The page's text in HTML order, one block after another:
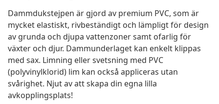
Dammdukstejpen är gjord av premium PVC, som är
mycket elastiskt, rivbeständigt och lämpligt för design
av grunda och djupa vattenzoner samt ofarlig för
växter och djur. Dammunderlaget kan enkelt klippas
med sax. Limning eller svetsning med PVC
(polyvinylklorid) lim kan också appliceras utan
svårighet. Njut av att skapa din egna lilla
avkopplingsplats!